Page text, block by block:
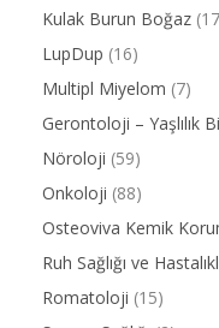
Kulak Burun Boğaz
LupDup (16)
Multipl Miyelom (7)
Gerontoloji – Yaşlılık
Nöroloji (59)
Onkoloji (88)
Osteoviva Kemik
Ruh Sağlığı ve
Romatoloji (15)